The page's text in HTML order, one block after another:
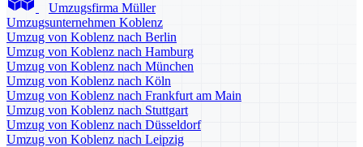
Umzugsfirma Müller
Umzugsunternehmen Koblenz
Umzug von Koblenz nach Berlin
Umzug von Koblenz nach Hamburg
Umzug von Koblenz nach München
Umzug von Koblenz nach Köln
Umzug von Koblenz nach Frankfurt am Main
Umzug von Koblenz nach Stuttgart
Umzug von Koblenz nach Düsseldorf
Umzug von Koblenz nach Leipzig